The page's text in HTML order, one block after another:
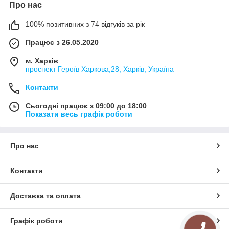
положенні, якщо завдання полягає в розгоні повітря по
можливий монтаж на даху з застосуванням відповідної
обв'язки.
З більш детальними характеристиками можна ознайомитись
в таблиці нижче.
Про нас
100% позитивних з 74 відгуків за рік
Працює з 26.05.2020
м. Харків
проспект Героїв Харкова,28, Харків, Україна
Контакти
Сьогодні працює з 09:00 до 18:00
Показати весь графік роботи
Про нас
Контакти
Доставка та оплата
Графік роботи